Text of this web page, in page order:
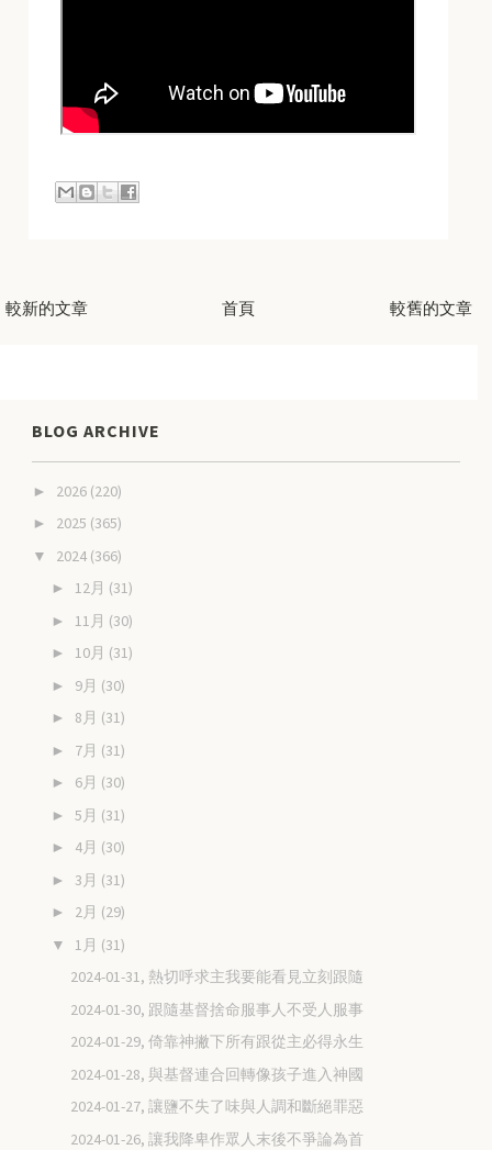
較新的文章 較舊的文章
首頁
BLOG ARCHIVE
► 2026 (220)
► 2025 (365)
▼ 2024 (366)
► 12月 (31)
► 11月 (30)
► 10月 (31)
► 9月 (30)
► 8月 (31)
► 7月 (31)
► 6月 (30)
► 5月 (31)
► 4月 (30)
► 3月 (31)
► 2月 (29)
▼ 1月 (31)
2024-01-31, 熱切呼求主我要能看見立刻跟隨
2024-01-30, 跟隨基督捨命服事人不受人服事
2024-01-29, 倚靠神撇下所有跟從主必得永生
2024-01-28, 與基督連合回轉像孩子進入神國
2024-01-27, 讓鹽不失了味與人調和斷絕罪惡
2024-01-26, 讓我降卑作眾人末後不爭論為首